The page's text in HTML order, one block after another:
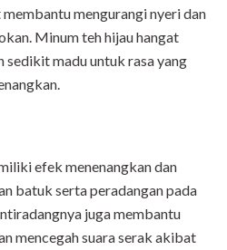
mengurangi nyeri dan
Minum teh hijau hangat
sedikit madu untuk rasa yang
efek menenangkan dan
batuk serta peradangan pada
juga membantu
mencegah suara serak akibat